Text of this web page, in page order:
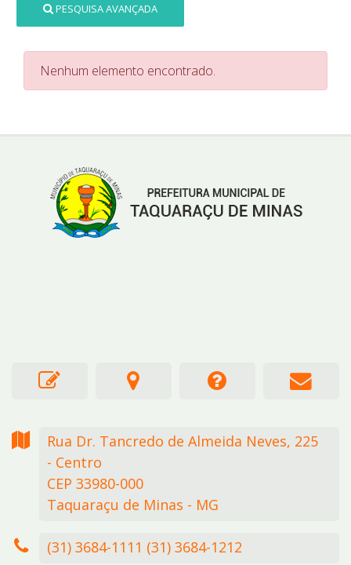
PESQUISA AVANÇADA
Nenhum elemento encontrado.
Rua Dr. Tancredo de Almeida Neves, 225
- Centro
CEP 33980-000
Taquaraçu de Minas - MG
(31) 3684-1111 (31) 3684-1212